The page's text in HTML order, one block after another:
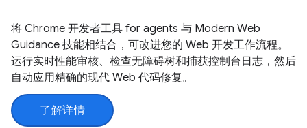
将 Chrome 开发者工具 for agents 与 Modern Web
Guidance 技能相结合，可改进您的 Web 开发工作流程。
运行实时性能审核、检查无障碍树和捕获控制台日志，然后
自动应用精确的现代 Web 代码修复。
了解详情